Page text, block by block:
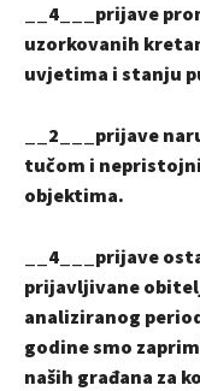
__4___prijave
uzorkovanih
uvjetima i stanju
__2___prijave
tučom i
objektima.
__4___prijave
prijavljivane
analiziranog
godine smo
naših građana za